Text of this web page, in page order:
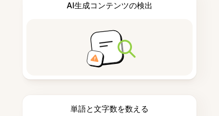
AI生成コンテンツの検出
単語と文字数を数える